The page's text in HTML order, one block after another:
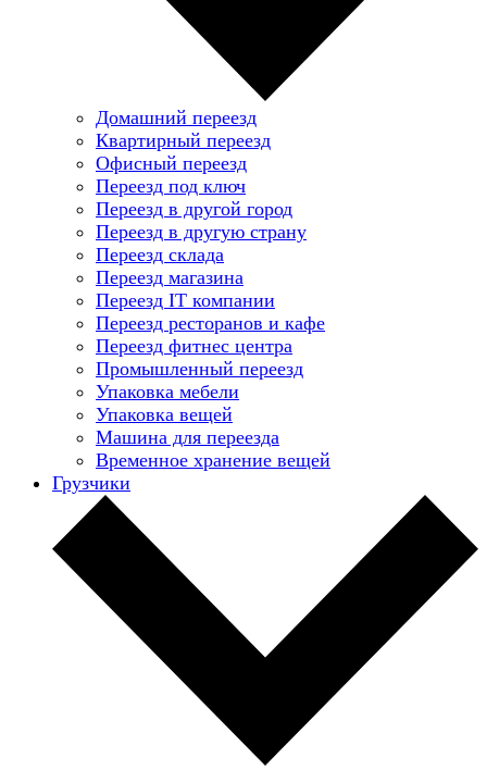
Домашний переезд
Квартирный переезд
Офисный переезд
Переезд под ключ
Переезд в другой город
Переезд в другую страну
Переезд склада
Переезд магазина
Переезд IT компании
Переезд ресторанов и кафе
Переезд фитнес центра
Промышленный переезд
Упаковка мебели
Упаковка вещей
Машина для переезда
Временное хранение вещей
Грузчики